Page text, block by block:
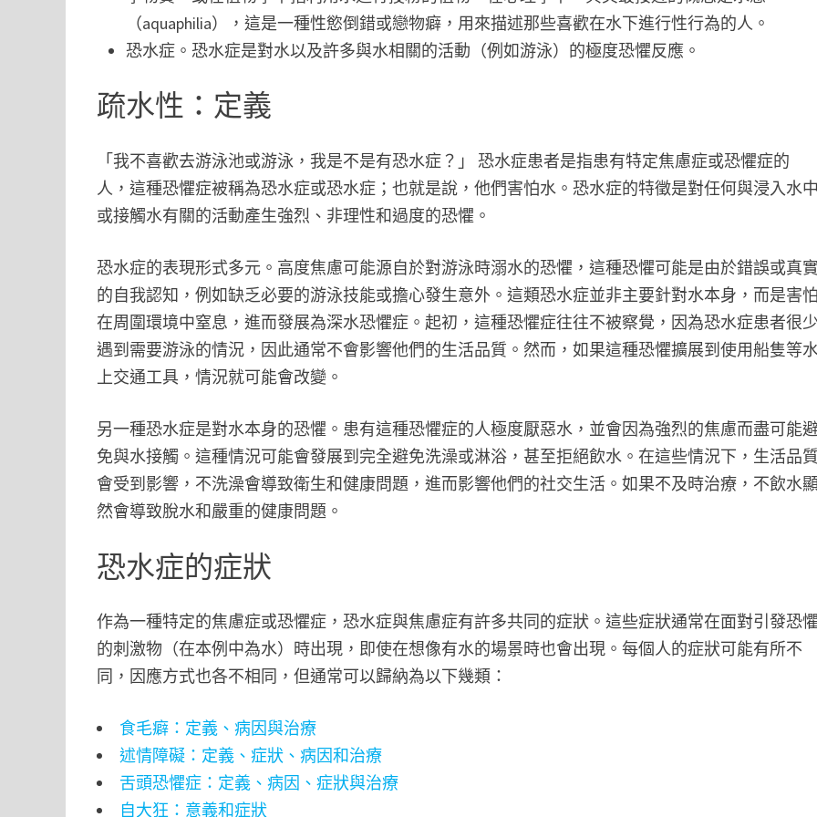
（aquaphilia），這是一種性慾倒錯或戀物癖，用來描述那些喜歡在水下進行性行為的人。
恐水症。恐水症是對水以及許多與水相關的活動（例如游泳）的極度恐懼反應。
疏水性：定義
「我不喜歡去游泳池或游泳，我是不是有恐水症？」 恐水症患者是指患有特定焦慮症或恐懼症的
人，這種恐懼症被稱為恐水症或恐水症；也就是說，他們害怕水。恐水症的特徵是對任何與浸入水中
或接觸水有關的活動產生強烈、非理性和過度的恐懼。
恐水症的表現形式多元。高度焦慮可能源自於對游泳時溺水的恐懼，這種恐懼可能是由於錯誤或真實
的自我認知，例如缺乏必要的游泳技能或擔心發生意外。這類恐水症並非主要針對水本身，而是害怕
在周圍環境中窒息，進而發展為深水恐懼症。起初，這種恐懼症往往不被察覺，因為恐水症患者很少
遇到需要游泳的情況，因此通常不會影響他們的生活品質。然而，如果這種恐懼擴展到使用船隻等
上交通工具，情況就可能會改變。
另一種恐水症是對水本身的恐懼。患有這種恐懼症的人極度厭惡水，並會因為強烈的焦慮而盡可能
免與水接觸。這種情況可能會發展到完全避免洗澡或淋浴，甚至拒絕飲水。在這些情況下，生活品質
會受到影響，不洗澡會導致衛生和健康問題，進而影響他們的社交生活。如果不及時治療，不飲水顯
然會導致脫水和嚴重的健康問題。
恐水症的症狀
作為一種特定的焦慮症或恐懼症，恐水症與焦慮症有許多共同的症狀。這些症狀通常在面對引發恐懼
的刺激物（在本例中為水）時出現，即使在想像有水的場景時也會出現。每個人的症狀可能有所不
同，因應方式也各不相同，但通常可以歸納為以下幾類：
食毛癖：定義、病因與治療
述情障礙：定義、症狀、病因和治療
舌頭恐懼症：定義、病因、症狀與治療
自大狂：意義和症狀